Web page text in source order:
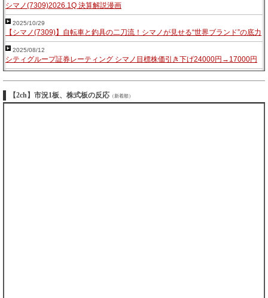
シマノ(7309)2026.1Q 決算解説漫画
2025/10/29
【シマノ(7309)】自転車と釣具の二刀流！シマノが見せる“世界ブランド”の底力
2025/08/12
シティグループ証券レーティング シマノ目標株価引き下げ24000円→17000円
【2ch】市況1板、株式板の反応 （新着順）